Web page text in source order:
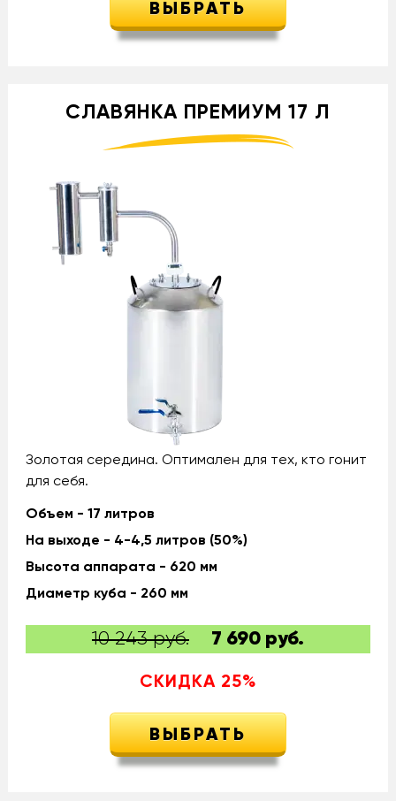
ВЫБРАТЬ
СЛАВЯНКА ПРЕМИУМ 17 Л
Золотая середина. Оптимален для тех, кто гонит
для себя.
Объем - 17 литров
На выходе - 4-4,5 литров (50%)
Высота аппарата - 620 мм
Диаметр куба - 260 мм
10 243 руб. 7 690руб.
СКИДКА 25%
ВЫБРАТЬ